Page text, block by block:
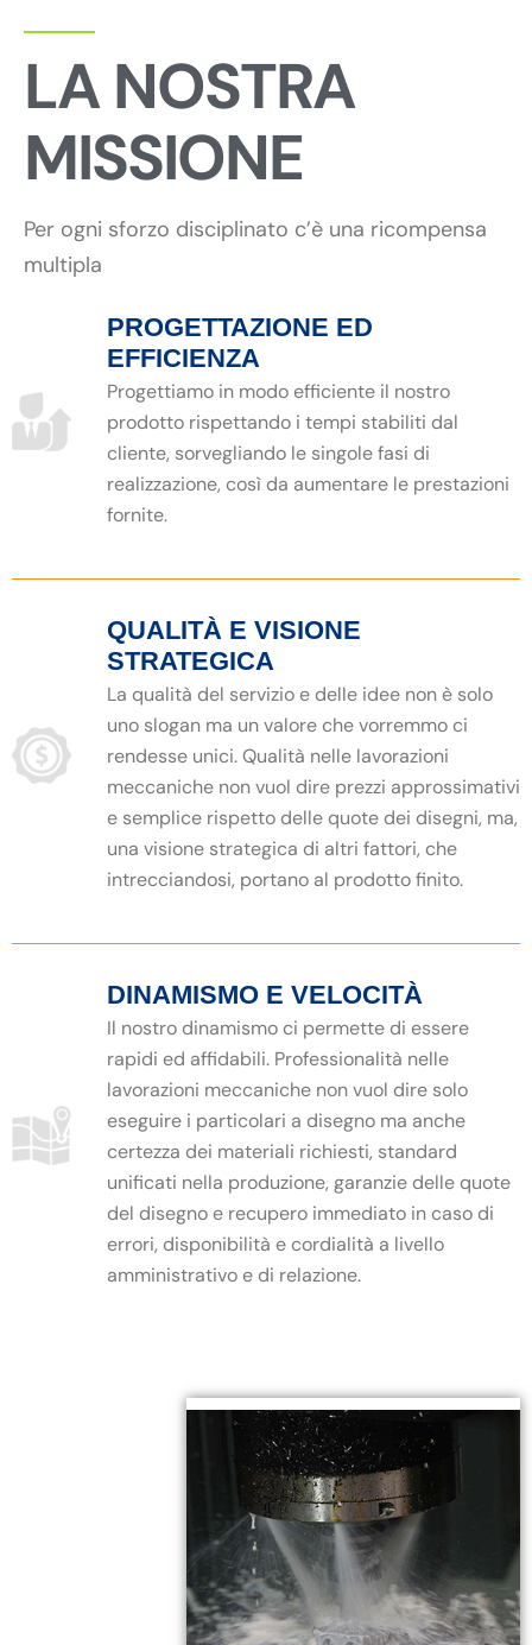
LA NOSTRA
MISSIONE
Per ogni sforzo disciplinato c’è una ricompensa
multipla
PROGETTAZIONE ED
EFFICIENZA
Progettiamo in modo efficiente il nostro
prodotto rispettando i tempi stabiliti dal
cliente, sorvegliando le singole fasi di
realizzazione, così da aumentare le prestazioni
fornite.
QUALITÀ E VISIONE
STRATEGICA
La qualità del servizio e delle idee non è solo
uno slogan ma un valore che vorremmo ci
rendesse unici. Qualità nelle lavorazioni
meccaniche non vuol dire prezzi approssimativi
e semplice rispetto delle quote dei disegni, ma,
una visione strategica di altri fattori, che
intrecciandosi, portano al prodotto finito.
DINAMISMO E VELOCITÀ
Il nostro dinamismo ci permette di essere
rapidi ed affidabili. Professionalità nelle
lavorazioni meccaniche non vuol dire solo
eseguire i particolari a disegno ma anche
certezza dei materiali richiesti, standard
unificati nella produzione, garanzie delle quote
del disegno e recupero immediato in caso di
errori, disponibilità e cordialità a livello
amministrativo e di relazione.